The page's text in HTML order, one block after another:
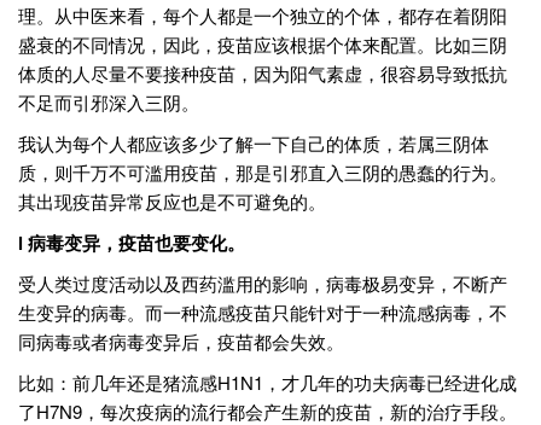
理。从中医来看，每个人都是一个独立的个体，都存在着阴阳
盛衰的不同情况，因此，疫苗应该根据个体来配置。比如三阴
体质的人尽量不要接种疫苗，因为阳气素虚，很容易导致抵抗
不足而引邪深入三阴。
我认为每个人都应该多少了解一下自己的体质，若属三阴体
质，则千万不可滥用疫苗，那是引邪直入三阴的愚蠢的行为。
其出现疫苗异常反应也是不可避免的。
l 病毒变异，疫苗也要变化。
受人类过度活动以及西药滥用的影响，病毒极易变异，不断产
生变异的病毒。而一种流感疫苗只能针对于一种流感病毒，不
同病毒或者病毒变异后，疫苗都会失效。
比如：前几年还是猪流感H1N1，才几年的功夫病毒已经进化成
了H7N9，每次疫病的流行都会产生新的疫苗，新的治疗手段。